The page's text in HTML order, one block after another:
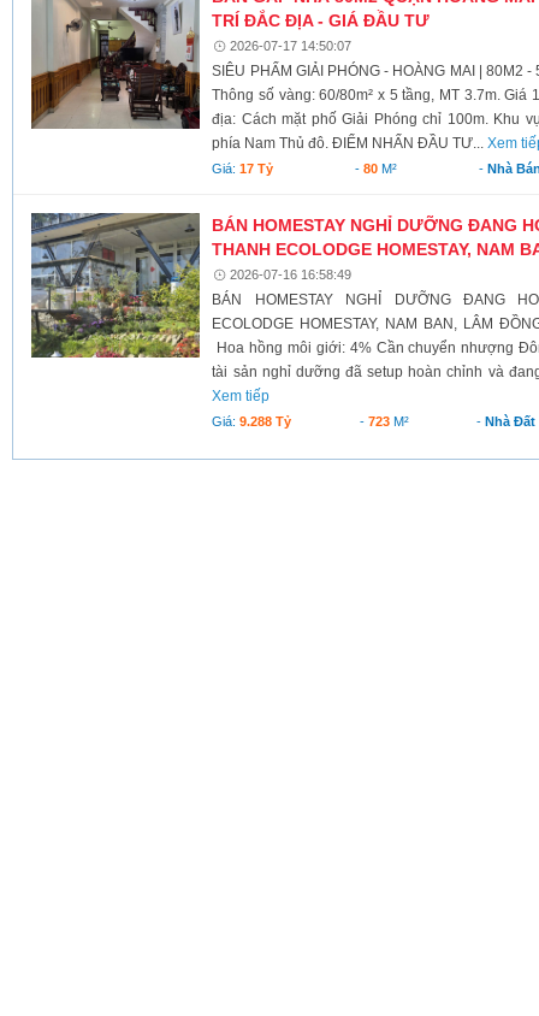
TRÍ ĐẮC ĐỊA - GIÁ ĐẦU TƯ
2026-07-17 14:50:07
SIÊU PHẨM GIẢI PHÓNG - HOÀNG MAI | 80M2
Thông số vàng: 60/80m² x 5 tầng, MT 3.7m.
địa: Cách mặt phố Giải Phóng chỉ 100m. Khu
phía Nam Thủ đô. ĐIỂM NHẤN ĐẦU TƯ...Xem
Giá:17 Tỷ -80 M² - Nhà
BÁN HOMESTAY NGHỈ DƯỠNG ĐANG
THANH ECOLODGE HOMESTAY, NAM
2026-07-16 16:58:49
BÁN HOMESTAY NGHỈ DƯỠNG ĐANG
ECOLODGE HOMESTAY, NAM BAN, LÂM
Hoa hồng môi giới: 4% Cần chuyển nhượng
tài sản nghỉ dưỡng đã setup hoàn chỉnh và
Xem tiếp
Giá:9.288 Tỷ - 723M² - Nhà Đất